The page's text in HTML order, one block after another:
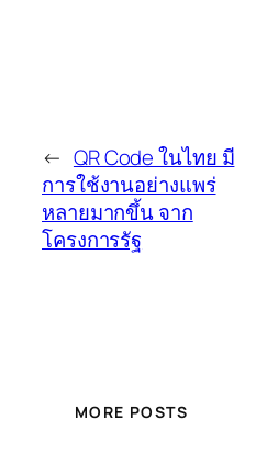
← QR Code ในไทย มี
การใช้งานอย่างแพร่
หลายมากขึ้น จาก
โครงการรัฐ
MORE POSTS